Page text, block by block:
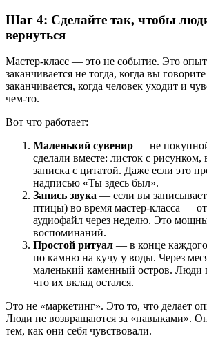
Шаг 4: Сделайте так, чтобы
вернуться
Мастер-класс — это не событие. Это
заканчивается не тогда, когда вы
заканчивается, когда человек уходит и
чем-то.
Вот что работает:
Маленький сувенир — не
сделали вместе: листок с рисунком,
записка с цитатой. Даже если это
надписью «Ты здесь был».
Запись звука — если вы
птицы) во время мастер-класса —
аудиофайл через неделю. Это
воспоминаний.
Простой ритуал — в конце каждого
по камню на кучу у воды. Через
маленький каменный остров. Люди
что их вклад остался.
Это не «маркетинг». Это то, что делает
Люди не возвращаются за «навыками».
тем, как они себя чувствовали.